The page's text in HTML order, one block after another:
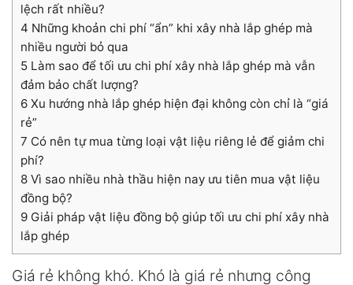
lệch rất nhiều?
4 Những khoản chi phí “ẩn” khi xây nhà lắp ghép mà
nhiều người bỏ qua
5 Làm sao để tối ưu chi phí xây nhà lắp ghép mà vẫn
đảm bảo chất lượng?
6 Xu hướng nhà lắp ghép hiện đại không còn chỉ là “giá
rẻ”
7 Có nên tự mua từng loại vật liệu riêng lẻ để giảm chi
phí?
8 Vì sao nhiều nhà thầu hiện nay ưu tiên mua vật liệu
đồng bộ?
9 Giải pháp vật liệu đồng bộ giúp tối ưu chi phí xây nhà
lắp ghép
Giá rẻ không khó. Khó là giá rẻ nhưng công